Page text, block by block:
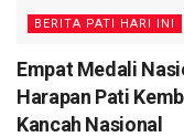
BERITA PATI HARI INI
Empat Medali
Harapan Pati
Kancah Nasional